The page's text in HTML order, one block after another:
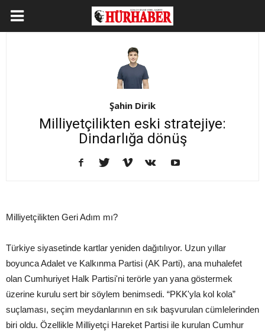
Şahin Dirik
Milliyetçilikten eski stratejiye:
Dindarlığa dönüş
Milliyetçilikten Geri Adım mı?
Türkiye siyasetinde kartlar yeniden dağıtılıyor. Uzun yıllar
boyunca Adalet ve Kalkınma Partisi (AK Parti), ana muhalefet
olan Cumhuriyet Halk Partisi'ni terörle yan yana göstermek
üzerine kurulu sert bir söylem benimsedi. “PKK'yla kol kola”
suçlaması, seçim meydanlarının en sık başvurulan cümlelerinden
biri oldu. Özellikle Milliyetçi Hareket Partisi ile kurulan Cumhur